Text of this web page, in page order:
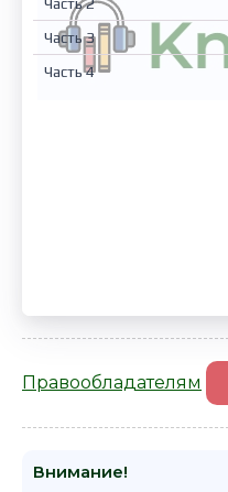
Часть 3
Часть 4
Правообладателям
Внимание!